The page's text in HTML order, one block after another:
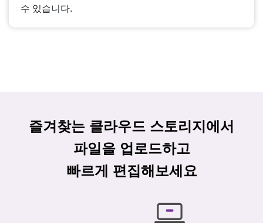
수 있습니다.
즐겨찾는 클라우드 스토리지에서
파일을 업로드하고
빠르게 편집해보세요